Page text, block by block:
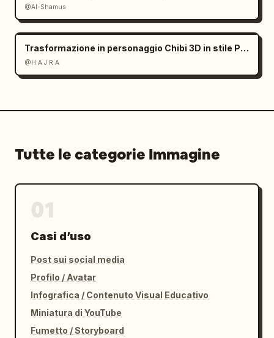
@Al-Shamus
Trasformazione in personaggio Chibi 3D in stile Pixar
@H A J R A
Tutte le categorie Immagine
Casi d’uso
Post sui social media
Profilo / Avatar
Infografica / Contenuto Visual Educativo
Miniatura di YouTube
Fumetto / Storyboard